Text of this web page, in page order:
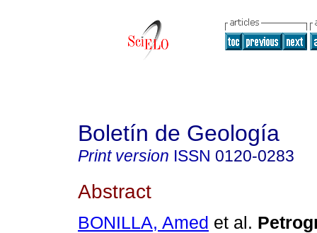
Boletín de Geología
Print version ISSN 0120-0283
Abstract
BONILLA, Amed et al.